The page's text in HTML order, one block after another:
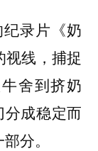
录片《奶
视线，捕捉
舍到挤奶
分成稳定而
分。